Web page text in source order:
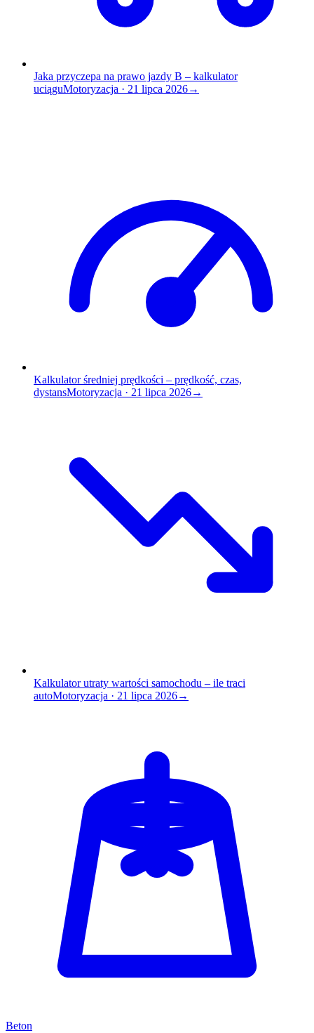
Jaka przyczepa na prawo jazdy B – kalkulator
uciąguMotoryzacja · 21 lipca 2026→
Kalkulator średniej prędkości – prędkość, czas,
dystansMotoryzacja · 21 lipca 2026→
Kalkulator utraty wartości samochodu – ile traci
autoMotoryzacja · 21 lipca 2026→
Beton